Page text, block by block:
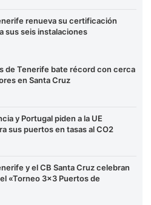
renueva su certificación
sus seis instalaciones
de Tenerife bate récord con cerca
en Santa Cruz
y Portugal piden a la UE
sus puertos en tasas al CO2
y el CB Santa Cruz celebran
«Torneo 3×3 Puertos de